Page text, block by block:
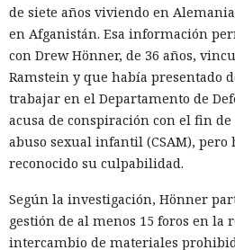
de siete años viviendo en
en Afganistán. Esa información
con Drew Hönner, de 36 años,
Ramstein y que había presentado
trabajar en el Departamento de
acusa de conspiración con el fin
abuso sexual infantil (CSAM), pero
reconocido su culpabilidad.
Según la investigación, Hönner
gestión de al menos 15 foros en la
intercambio de materiales